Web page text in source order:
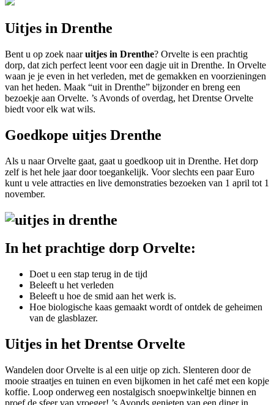
Uitjes in Drenthe
Bent u op zoek naaruitjes in Drenthe? Orvelte is een prachtig
dorp, dat zich perfect leent voor een dagje uit in Drenthe. In Orvelte
waan je je even in het verleden, met de gemakken en voorzieningen
van het heden. Maak “uit in Drenthe” bijzonder en breng een
bezoekje aan Orvelte. ’s Avonds of overdag, het Drentse Orvelte
biedt voor elk wat wils.
Goedkope uitjes Drenthe
Als u naar Orvelte gaat, gaat u goedkoop uit in Drenthe. Het dorp
zelf is het hele jaar door toegankelijk. Voor slechts een paar Euro
kunt u vele attracties en live demonstraties bezoeken van 1 april tot 1
november.
In het prachtige dorp Orvelte:
Doet u een stap terug in de tijd
Beleeft u het verleden
Beleeft u hoe de smid aan het werk is.
Hoe biologische kaas gemaakt wordt of ontdek de geheimen
van de glasblazer.
Uitjes in het Drentse Orvelte
Wandelen door Orvelte is al een uitje op zich. Slenteren door de
mooie straatjes en tuinen en even bijkomen in het café met een kopje
koffie. Loop onderweg een nostalgisch snoepwinkeltje binnen en